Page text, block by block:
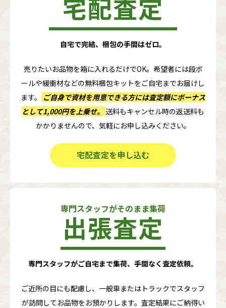
宅配査定
自宅で完結、梱包の手間はゼロ。
売りたいお品物を箱に入れるだけでOK。希望者には段ボ
ールや緩衝材などの無料梱包キットをご自宅までお届けし
ます。
ご自身で資材を用意できる方には査定額にボーナス
として1,000円を上乗せ。 送料もキャンセル時の返送料も
かかりませんので、気軽にお申し込みください。
宅配査定を申し込む
専門スタッフがそのまま集荷
出張査定
専門スタッフがご自宅まで集荷、手間なく査定依頼。
ご近所の目にも配慮し、一般車またはトラックでスタッフ
が訪問してお品物をお預かりします。査定結果にご納得い